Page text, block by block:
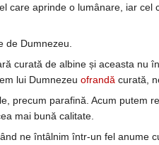
aprinde o lumânare, iar
Dumnezeu.
curată de albine și aceasta nu
lui Dumnezeu ofrandă curată,
precum parafină. Acum putem
mai bună calitate.
ne întâlnim într-un fel anume